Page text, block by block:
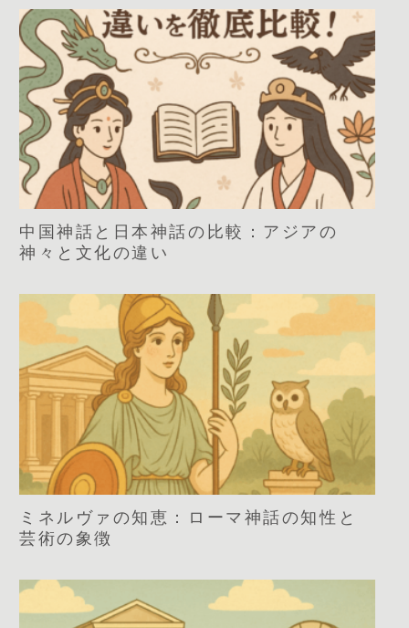
中国神話と日本神話の比較：アジアの
神々と文化の違い
ミネルヴァの知恵：ローマ神話の知性と
芸術の象徴